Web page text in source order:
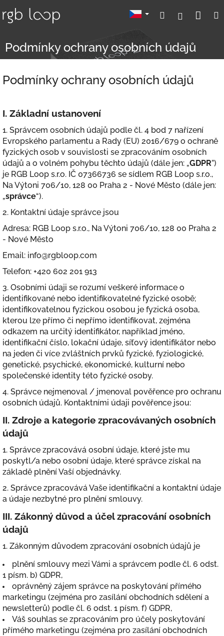
na
obsah
HledatPřihlášení
Podmínky ochrany osobních údajů
Podmínky ochrany osobních údajů
I. Základní ustanovení
1. Správcem osobních údajů podle čl. 4 bod 7 nařízení
Evropského parlamentu a Rady (EU) 2016/679 o ochraně
fyzických osob v souvislosti se zpracováním osobních
údajů a o volném pohybu těchto údajů (dále jen: „GDPR”)
je RGB Loop s.r.o. IČ 07366736 se sídlem RGB Loop s.r.o.,
Na Výtoni 706/10, 128 00 Praha 2 - Nové Město (dále jen:
„správce“).
2. Kontaktní údaje správce jsou
Adresa: RGB Loop s.r.o., Na Výtoni 706/10, 128 00 Praha 2
- Nové Město
Email: info@rgbloop.com
Telefon: +420 602 201 913
3. Osobními údaji se rozumí veškeré informace o
identifikované nebo identifikovatelné fyzické osobě;
identifikovatelnou fyzickou osobou je fyzická osoba,
kterou lze přímo či nepřímo identifikovat, zejména
odkazem na určitý identifikátor, například jméno,
identifikační číslo, lokační údaje, síťový identifikátor nebo
na jeden či více zvláštních prvků fyzické, fyziologické,
genetické, psychické, ekonomické, kulturní nebo
společenské identity této fyzické osoby.
4. Správce nejmenoval / jmenoval pověřence pro ochranu
osobních údajů. Kontaktními údaji pověřence jsou:
II. Zdroje a kategorie zpracovávaných osobních
údajů
1. Správce zpracovává osobní údaje, které jste mu
poskytl/a nebo osobní údaje, které správce získal na
základě plnění Vaší objednávky.
2. Správce zpracovává Vaše identifikační a kontaktní údaje
a údaje nezbytné pro plnění smlouvy.
III. Zákonný důvod a účel zpracování osobních
údajů
1. Zákonným důvodem zpracování osobních údajů je
plnění smlouvy mezi Vámi a správcem podle čl. 6 odst.
1 písm. b) GDPR,
oprávněný zájem správce na poskytování přímého
marketingu (zejména pro zasílání obchodních sdělení a
newsletterů) podle čl. 6 odst. 1 písm. f) GDPR,
Váš souhlas se zpracováním pro účely poskytování
přímého marketingu (zejména pro zasílání obchodních